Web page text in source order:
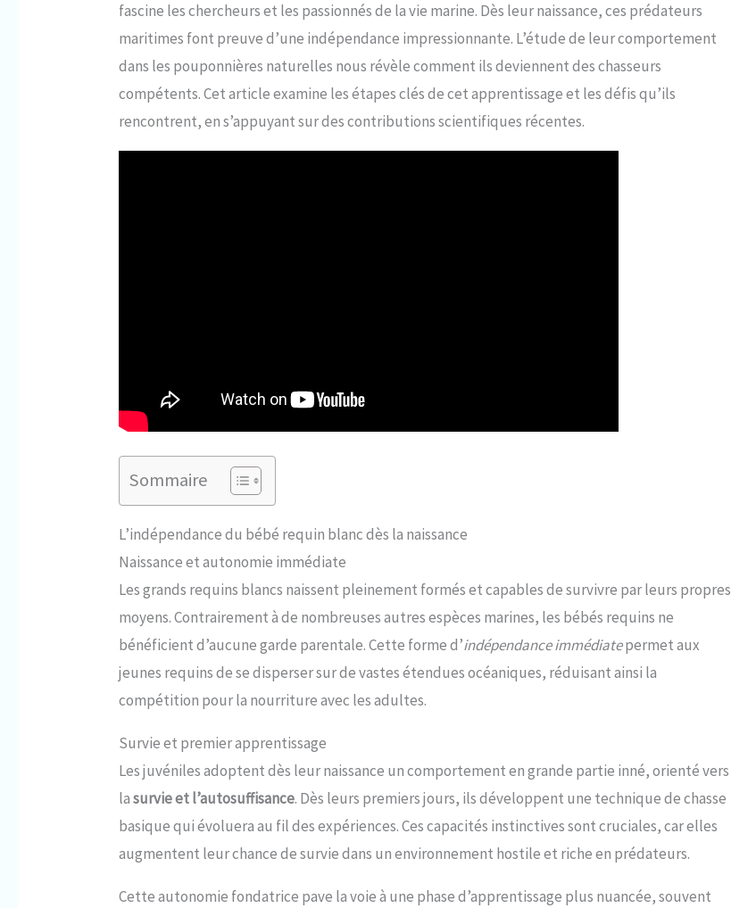
fascine les chercheurs et les passionnés de la vie marine. Dès leur naissance, ces prédateurs
maritimes font preuve d’une indépendance impressionnante. L’étude de leur comportement
dans les pouponnières naturelles nous révèle comment ils deviennent des chasseurs
compétents. Cet article examine les étapes clés de cet apprentissage et les défis qu’ils
rencontrent, en s’appuyant sur des contributions scientifiques récentes.
Sommaire
L’indépendance du bébé requin blanc dès la naissance
Naissance et autonomie immédiate
Les grands requins blancs naissent pleinement formés et capables de survivre par leurs propres
moyens. Contrairement à de nombreuses autres espèces marines, les bébés requins ne
bénéficient d’aucune garde parentale. Cette forme d’indépendance immédiatepermet aux
jeunes requins de se disperser sur de vastes étendues océaniques, réduisant ainsi la
compétition pour la nourriture avec les adultes.
Survie et premier apprentissage
Les juvéniles adoptent dès leur naissance un comportement en grande partie inné, orienté vers
lasurvie et l’autosuffisance. Dès leurs premiers jours, ils développent une technique de chasse
basique qui évoluera au fil des expériences. Ces capacités instinctives sont cruciales, car elles
augmentent leur chance de survie dans un environnement hostile et riche en prédateurs.
Cette autonomie fondatrice pave la voie à une phase d’apprentissage plus nuancée, souvent